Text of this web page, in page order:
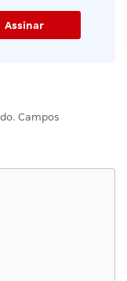
Campos